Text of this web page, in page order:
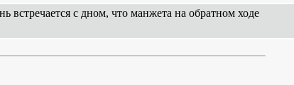
встречается с дном, что манжета на обратном ходе